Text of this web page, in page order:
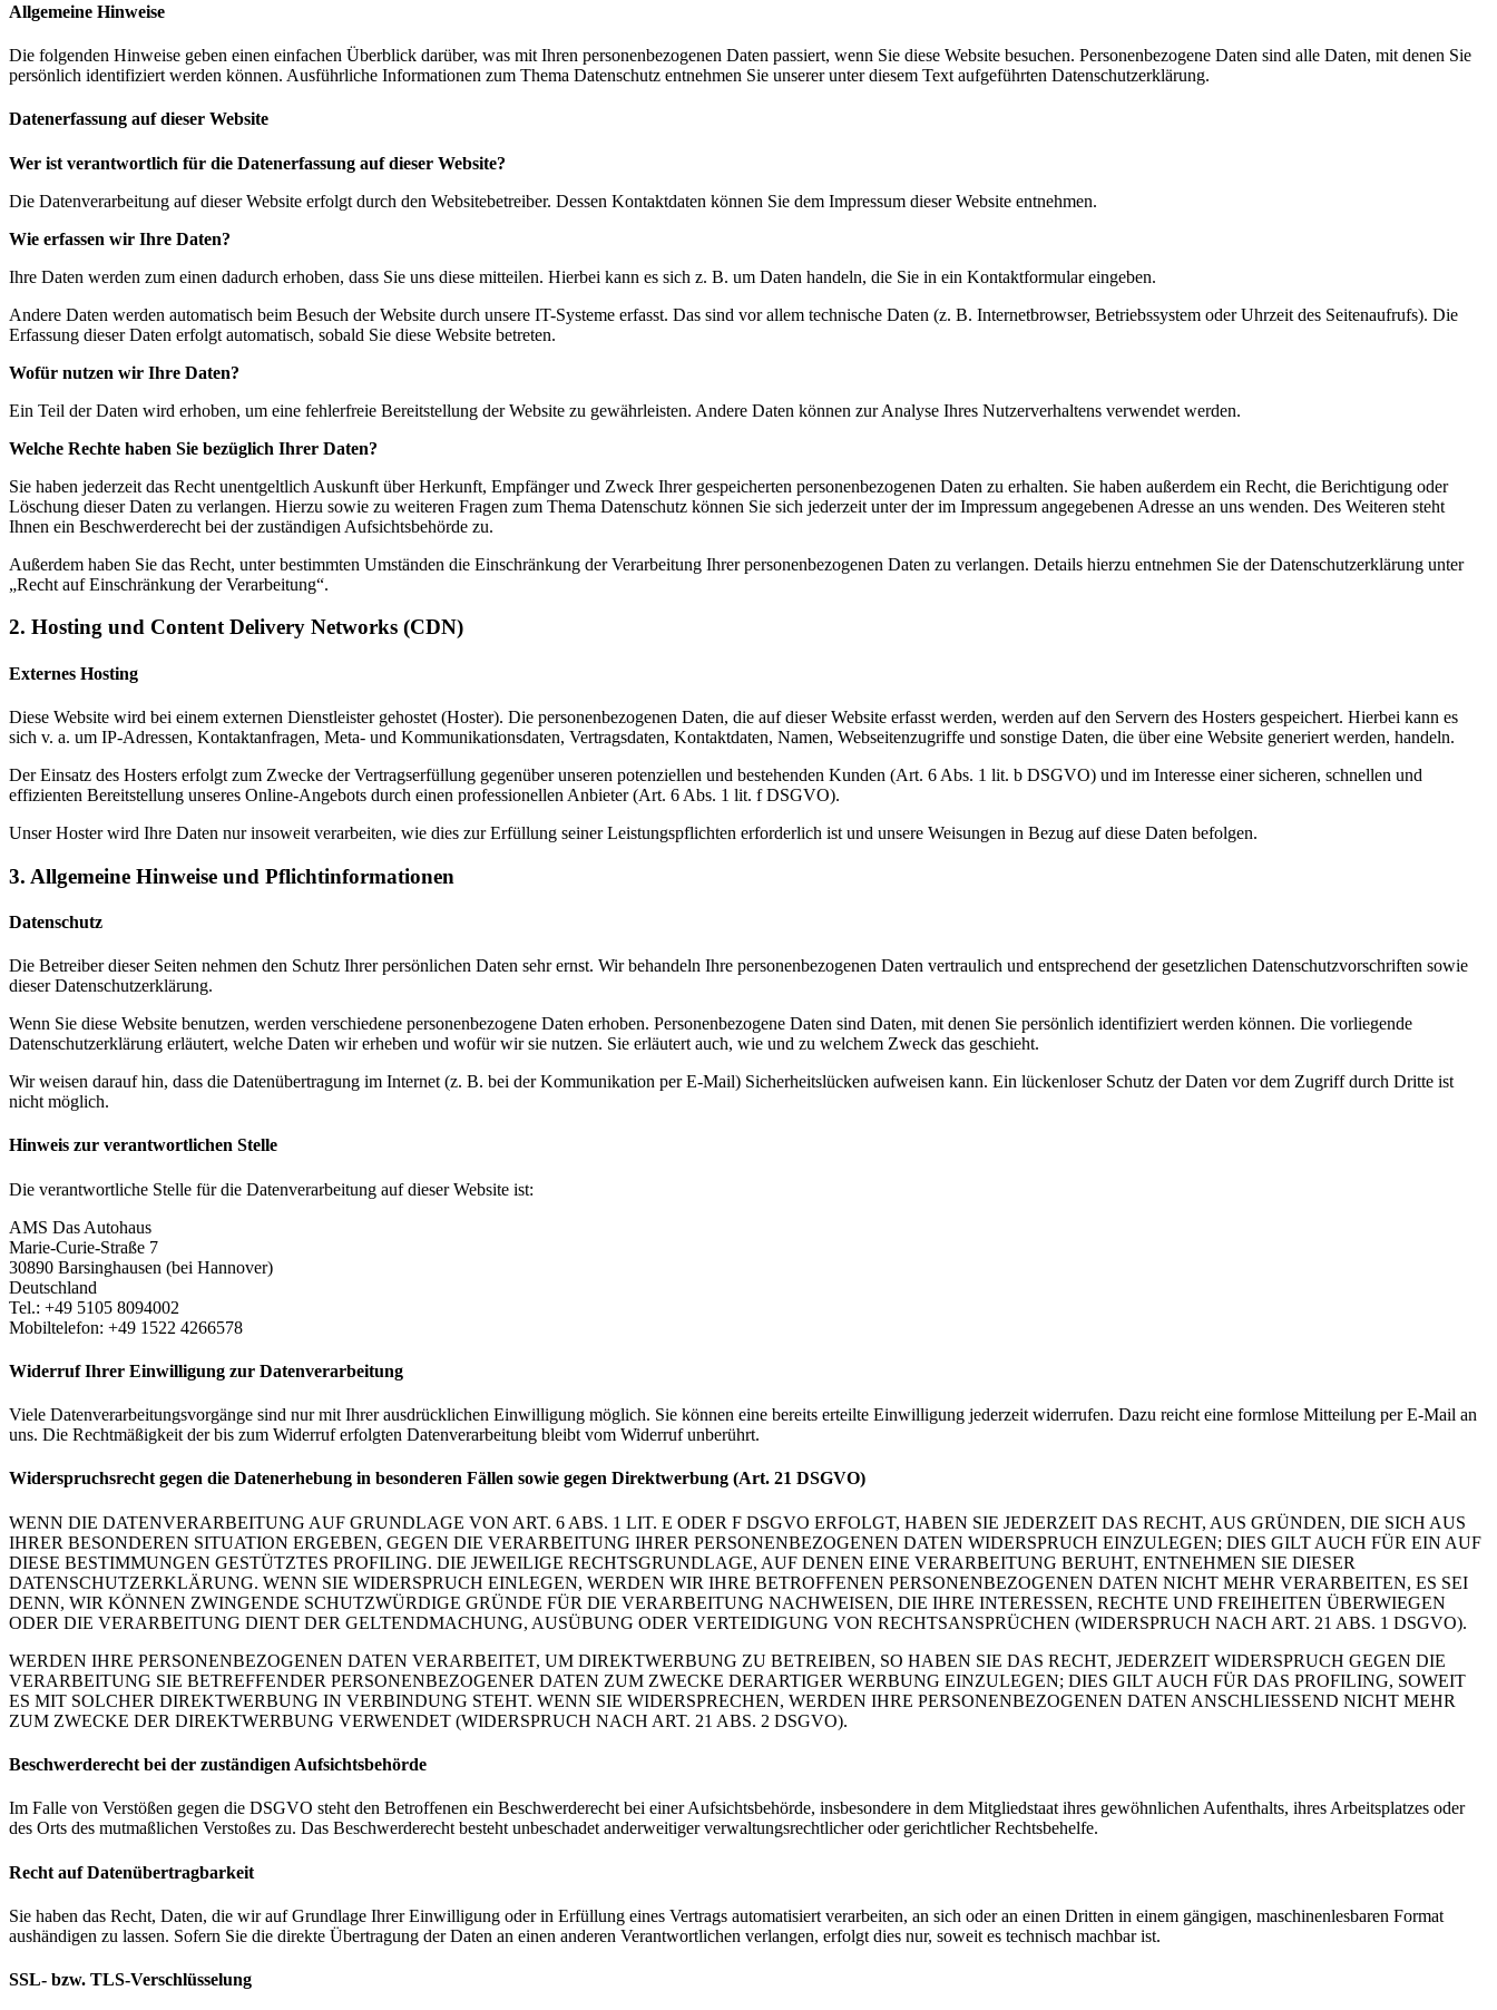
Allgemeine Hinweise
Die folgenden Hinweise geben einen einfachen Überblick darüber, was mit Ihren personenbezogenen Daten passiert, wenn Sie diese Website besuchen. Personenbezogene Daten sind alle Daten, mit denen Sie
persönlich identifiziert werden können. Ausführliche Informationen zum Thema Datenschutz entnehmen Sie unserer unter diesem Text aufgeführten Datenschutzerklärung.
Datenerfassung auf dieser Website
Wer ist verantwortlich für die Datenerfassung auf dieser Website?
Die Datenverarbeitung auf dieser Website erfolgt durch den Websitebetreiber. Dessen Kontaktdaten können Sie dem Impressum dieser Website entnehmen.
Wie erfassen wir Ihre Daten?
Ihre Daten werden zum einen dadurch erhoben, dass Sie uns diese mitteilen. Hierbei kann es sich z. B. um Daten handeln, die Sie in ein Kontaktformular eingeben.
Andere Daten werden automatisch beim Besuch der Website durch unsere IT-Systeme erfasst. Das sind vor allem technische Daten (z. B. Internetbrowser, Betriebssystem oder Uhrzeit des Seitenaufrufs). Die
Erfassung dieser Daten erfolgt automatisch, sobald Sie diese Website betreten.
Wofür nutzen wir Ihre Daten?
Ein Teil der Daten wird erhoben, um eine fehlerfreie Bereitstellung der Website zu gewährleisten. Andere Daten können zur Analyse Ihres Nutzerverhaltens verwendet werden.
Welche Rechte haben Sie bezüglich Ihrer Daten?
Sie haben jederzeit das Recht unentgeltlich Auskunft über Herkunft, Empfänger und Zweck Ihrer gespeicherten personenbezogenen Daten zu erhalten. Sie haben außerdem ein Recht, die Berichtigung oder
Löschung dieser Daten zu verlangen. Hierzu sowie zu weiteren Fragen zum Thema Datenschutz können Sie sich jederzeit unter der im Impressum angegebenen Adresse an uns wenden. Des Weiteren steht
Ihnen ein Beschwerderecht bei der zuständigen Aufsichtsbehörde zu.
Außerdem haben Sie das Recht, unter bestimmten Umständen die Einschränkung der Verarbeitung Ihrer personenbezogenen Daten zu verlangen. Details hierzu entnehmen Sie der Datenschutzerklärung unter
„Recht auf Einschränkung der Verarbeitung“.
2. Hosting und Content Delivery Networks (CDN)
Externes Hosting
Diese Website wird bei einem externen Dienstleister gehostet (Hoster). Die personenbezogenen Daten, die auf dieser Website erfasst werden, werden auf den Servern des Hosters gespeichert. Hierbei kann es
sich v. a. um IP-Adressen, Kontaktanfragen, Meta- und Kommunikationsdaten, Vertragsdaten, Kontaktdaten, Namen, Webseitenzugriffe und sonstige Daten, die über eine Website generiert werden, handeln.
Der Einsatz des Hosters erfolgt zum Zwecke der Vertragserfüllung gegenüber unseren potenziellen und bestehenden Kunden (Art. 6 Abs. 1 lit. b DSGVO) und im Interesse einer sicheren, schnellen und
effizienten Bereitstellung unseres Online-Angebots durch einen professionellen Anbieter (Art. 6 Abs. 1 lit. f DSGVO).
Unser Hoster wird Ihre Daten nur insoweit verarbeiten, wie dies zur Erfüllung seiner Leistungspflichten erforderlich ist und unsere Weisungen in Bezug auf diese Daten befolgen.
3. Allgemeine Hinweise und Pflichtinformationen
Datenschutz
Die Betreiber dieser Seiten nehmen den Schutz Ihrer persönlichen Daten sehr ernst. Wir behandeln Ihre personenbezogenen Daten vertraulich und entsprechend der gesetzlichen Datenschutzvorschriften sowie
dieser Datenschutzerklärung.
Wenn Sie diese Website benutzen, werden verschiedene personenbezogene Daten erhoben. Personenbezogene Daten sind Daten, mit denen Sie persönlich identifiziert werden können. Die vorliegende
Datenschutzerklärung erläutert, welche Daten wir erheben und wofür wir sie nutzen. Sie erläutert auch, wie und zu welchem Zweck das geschieht.
Wir weisen darauf hin, dass die Datenübertragung im Internet (z. B. bei der Kommunikation per E-Mail) Sicherheitslücken aufweisen kann. Ein lückenloser Schutz der Daten vor dem Zugriff durch Dritte ist
nicht möglich.
Hinweis zur verantwortlichen Stelle
Die verantwortliche Stelle für die Datenverarbeitung auf dieser Website ist:
AMS Das Autohaus
Marie-Curie-Straße 7
30890 Barsinghausen (bei Hannover)
Deutschland
Tel.: +49 5105 8094002
Mobiltelefon: +49 1522 4266578
Widerruf Ihrer Einwilligung zur Datenverarbeitung
Viele Datenverarbeitungsvorgänge sind nur mit Ihrer ausdrücklichen Einwilligung möglich. Sie können eine bereits erteilte Einwilligung jederzeit widerrufen. Dazu reicht eine formlose Mitteilung per E-Mail an
uns. Die Rechtmäßigkeit der bis zum Widerruf erfolgten Datenverarbeitung bleibt vom Widerruf unberührt.
Widerspruchsrecht gegen die Datenerhebung in besonderen Fällen sowie gegen Direktwerbung (Art. 21 DSGVO)
WENN DIE DATENVERARBEITUNG AUF GRUNDLAGE VON ART. 6 ABS. 1 LIT. E ODER F DSGVO ERFOLGT, HABEN SIE JEDERZEIT DAS RECHT, AUS GRÜNDEN, DIE SICH AUS
IHRER BESONDEREN SITUATION ERGEBEN, GEGEN DIE VERARBEITUNG IHRER PERSONENBEZOGENEN DATEN WIDERSPRUCH EINZULEGEN; DIES GILT AUCH FÜR EIN AUF
DIESE BESTIMMUNGEN GESTÜTZTES PROFILING. DIE JEWEILIGE RECHTSGRUNDLAGE, AUF DENEN EINE VERARBEITUNG BERUHT, ENTNEHMEN SIE DIESER
DATENSCHUTZERKLÄRUNG. WENN SIE WIDERSPRUCH EINLEGEN, WERDEN WIR IHRE BETROFFENEN PERSONENBEZOGENEN DATEN NICHT MEHR VERARBEITEN, ES SEI
DENN, WIR KÖNNEN ZWINGENDE SCHUTZWÜRDIGE GRÜNDE FÜR DIE VERARBEITUNG NACHWEISEN, DIE IHRE INTERESSEN, RECHTE UND FREIHEITEN ÜBERWIEGEN
ODER DIE VERARBEITUNG DIENT DER GELTENDMACHUNG, AUSÜBUNG ODER VERTEIDIGUNG VON RECHTSANSPRÜCHEN (WIDERSPRUCH NACH ART. 21 ABS. 1 DSGVO).
WERDEN IHRE PERSONENBEZOGENEN DATEN VERARBEITET, UM DIREKTWERBUNG ZU BETREIBEN, SO HABEN SIE DAS RECHT, JEDERZEIT WIDERSPRUCH GEGEN DIE
VERARBEITUNG SIE BETREFFENDER PERSONENBEZOGENER DATEN ZUM ZWECKE DERARTIGER WERBUNG EINZULEGEN; DIES GILT AUCH FÜR DAS PROFILING, SOWEIT
ES MIT SOLCHER DIREKTWERBUNG IN VERBINDUNG STEHT. WENN SIE WIDERSPRECHEN, WERDEN IHRE PERSONENBEZOGENEN DATEN ANSCHLIESSEND NICHT MEHR
ZUM ZWECKE DER DIREKTWERBUNG VERWENDET (WIDERSPRUCH NACH ART. 21 ABS. 2 DSGVO).
Beschwerderecht bei der zuständigen Aufsichtsbehörde
Im Falle von Verstößen gegen die DSGVO steht den Betroffenen ein Beschwerderecht bei einer Aufsichtsbehörde, insbesondere in dem Mitgliedstaat ihres gewöhnlichen Aufenthalts, ihres Arbeitsplatzes oder
des Orts des mutmaßlichen Verstoßes zu. Das Beschwerderecht besteht unbeschadet anderweitiger verwaltungsrechtlicher oder gerichtlicher Rechtsbehelfe.
Recht auf Datenübertragbarkeit
Sie haben das Recht, Daten, die wir auf Grundlage Ihrer Einwilligung oder in Erfüllung eines Vertrags automatisiert verarbeiten, an sich oder an einen Dritten in einem gängigen, maschinenlesbaren Format
aushändigen zu lassen. Sofern Sie die direkte Übertragung der Daten an einen anderen Verantwortlichen verlangen, erfolgt dies nur, soweit es technisch machbar ist.
SSL- bzw. TLS-Verschlüsselung